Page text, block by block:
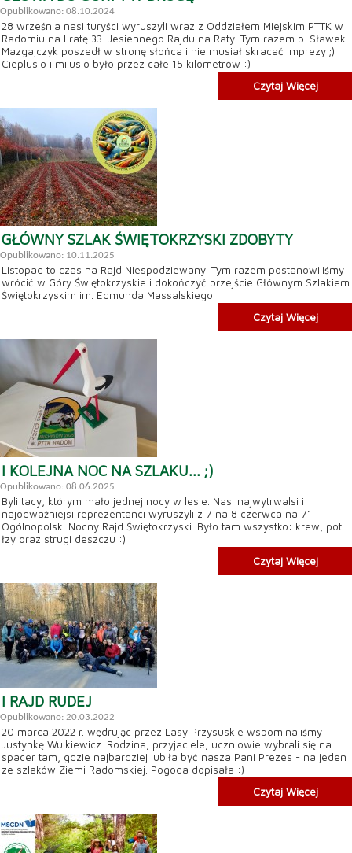
Opublikowano: 08.10.2024
28 września nasi turyści wyruszyli wraz z Oddziałem Miejskim PTTK w
Radomiu na I ratę 33. Jesiennego Rajdu na Raty. Tym razem p. Sławek
Mazgajczyk poszedł w stronę słońca i nie musiał skracać imprezy ;)
Cieplusio i milusio było przez całe 15 kilometrów :)
Czytaj Więcej
GŁÓWNY SZLAK ŚWIĘTOKRZYSKI ZDOBYTY
Opublikowano: 10.11.2025
Listopad to czas na Rajd Niespodziewany. Tym razem postanowiliśmy
wrócić w Góry Świętokrzyskie i dokończyć przejście Głównym Szlakiem
Świętokrzyskim im. Edmunda Massalskiego.
Czytaj Więcej
I KOLEJNA NOC NA SZLAKU... ;)
Opublikowano: 08.06.2025
Byli tacy, którym mało jednej nocy w lesie. Nasi najwytrwalsi i
najodważniejsi reprezentanci wyruszyli z 7 na 8 czerwca na 71.
Ogólnopolski Nocny Rajd Świętokrzyski. Było tam wszystko: krew, pot i
łzy oraz strugi deszczu :)
Czytaj Więcej
I RAJD RUDEJ
Opublikowano: 20.03.2022
20 marca 2022 r. wędrując przez Lasy Przysuskie wspominaliśmy
Justynkę Wulkiewicz. Rodzina, przyjaciele, uczniowie wybrali się na
spacer tam, gdzie najbardziej lubiła być nasza Pani Prezes - na jeden
ze szlaków Ziemi Radomskiej. Pogoda dopisała :)
Czytaj Więcej